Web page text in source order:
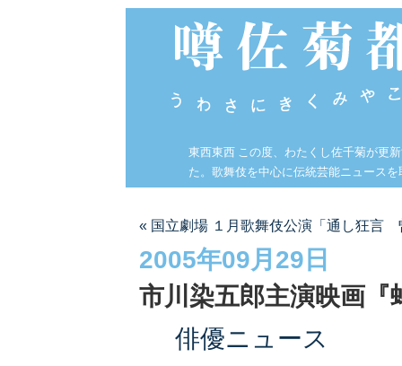
東西東西 この度、わたくし佐千菊が更
た。歌舞伎を中心に伝統芸能ニュース
« 国立劇場 １月歌舞伎公演「通し狂言
2005年09月29日
市川染五郎主演映画『
俳優ニュース